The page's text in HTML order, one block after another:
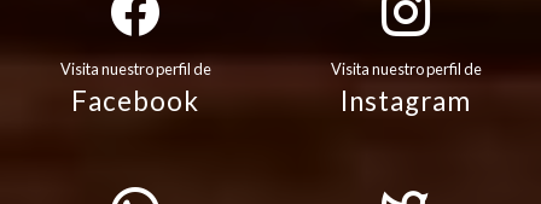
Visita nuestro perfil de
Facebook
Visita nuestro perfil de
Instagram